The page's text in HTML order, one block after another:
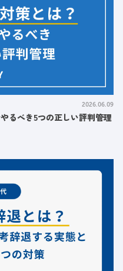
2026.06.09
るべき5つの正しい評判管理